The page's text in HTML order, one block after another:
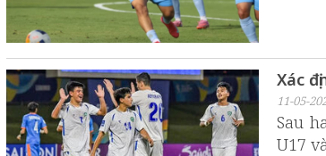
Xác
11-05-
Sau
U17